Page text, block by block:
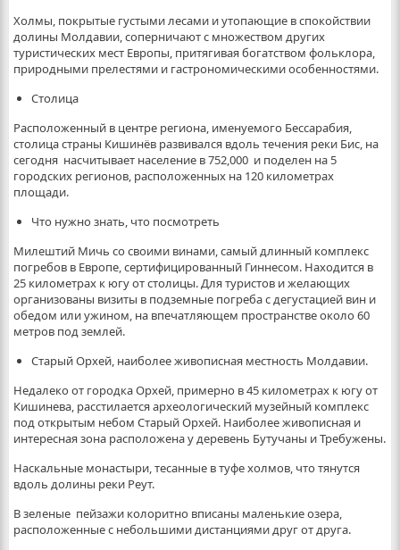
Холмы, покрытые густыми лесами и утопающие в спокойствии
долины Молдавии, соперничают с множеством других
туристических мест Европы, притягивая богатством фольклора,
природными прелестями и гастрономическими особенностями.
Столица
Расположенный в центре региона, именуемого Бессарабия,
столица страны Кишинёв развивался вдоль течения реки Бис, на
сегодня насчитывает население в 752,000 и поделен на 5
городских регионов, расположенных на 120 километрах
площади.
Что нужно знать, что посмотреть
Милештий Мичь со своими винами, самый длинный комплекс
погребов в Европе, сертифицированный Гиннесом. Находится в
25 километрах к югу от столицы. Для туристов и желающих
организованы визиты в подземные погреба с дегустацией вин и
обедом или ужином, на впечатляющем пространстве около 60
метров под землей.
Старый Орхей, наиболее живописная местность Молдавии.
Недалеко от городка Орхей, примерно в 45 километрах к югу от
Кишинева, расстилается археологический музейный комплекс
под открытым небом Старый Орхей. Наиболее живописная и
интересная зона расположена у деревень Бутучаны и Требужены.
Наскальные монастыри, тесанные в туфе холмов, что тянутся
вдоль долины реки Реут.
В зеленые пейзажи колоритно вписаны маленькие озера,
расположенные с небольшими дистанциями друг от друга.